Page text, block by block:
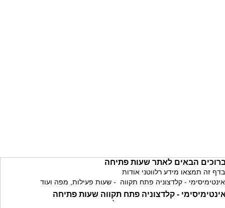
הבאים לאתר שעות פתיחה
בדף זה תמצאו מידע רלווטני אודות
אינטימיסימי - קלדצוניה פתח תקווה - שעות פעילות, מפה ועוד
- קלדצוניה פתח תקווה שעות פתיחה
`